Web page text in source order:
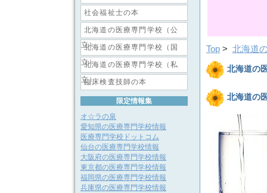
Top > 北海道
北海道の
北海道の
社会福祉士の本
北海道の医療専門学校（公
立）
北海道の医療専門学校（国
立）
北海道の医療専門学校（私
立）
臨床検査技師の本
限定情報集
オ☆ラの泉
愛知県の医療専門学校情報
医療専門学校ドットコム
仙台の医療専門学校情報
大阪府の医療専門学校情報
東京都の医療専門学校情報
福岡県の医療専門学校情報
兵庫県の医療専門学校情報